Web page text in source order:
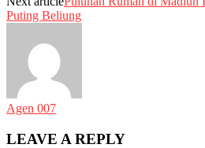
Puting Beliung
Agen 007
LEAVE A REPLY